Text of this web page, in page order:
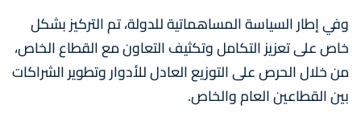
وفي إطار السياسة المساهماتية للدولة، تم التركيز بشكل
خاص على تعزيز التكامل وتكثيف التعاون مع القطاع الخاص،
من خلال الحرص على التوزيع العادل للأدوار وتطوير الشراكات
بين القطاعين العام والخاص.